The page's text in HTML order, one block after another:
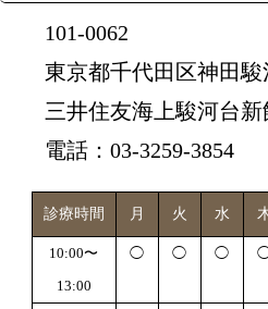
101-0062
東京都千代田区神田駿
三井住友海上駿河台新
電話：03-3259-3854
診療時間 月 火 水
10:00〜
13:00
◯ ◯ ◯